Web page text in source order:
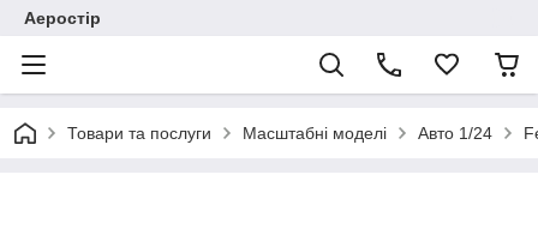
Аеростір
Товари та послуги Масштабні моделі Авто 1/24